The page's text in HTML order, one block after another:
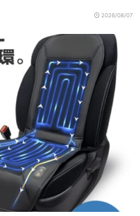
2026/08/07